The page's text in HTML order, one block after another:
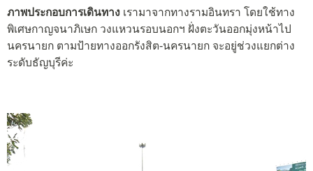
ภาพประกอบการเดินทาง เรามาจากทางรามอินทรา โดยใช้ทาง
พิเศษกาญจนาภิเษก วงแหวนรอบนอกฯ ฝั่งตะวันออกมุ่งหน้าไป
นครนายก ตามป้ายทางออกรังสิต-นครนายก จะอยู่ช่วงแยกต่าง
ระดับธัญบุรีค่ะ